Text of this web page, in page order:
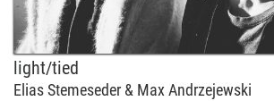
light/tied
Elias Stemeseder & Max Andrzejewski